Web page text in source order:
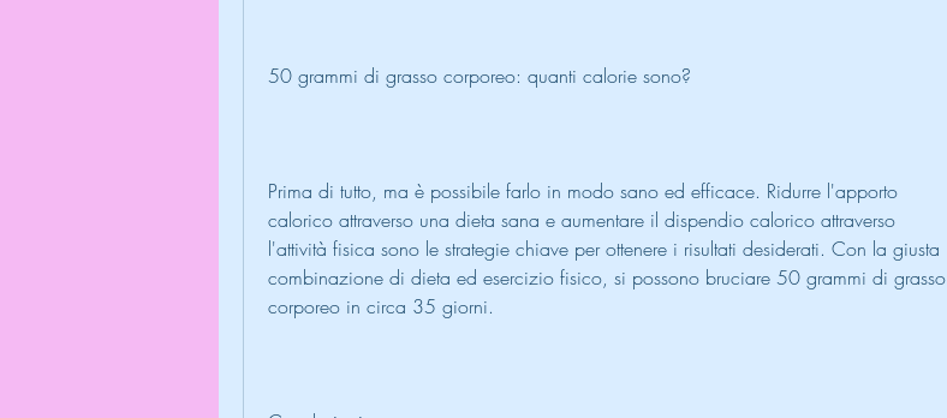
50 grammi di grasso corporeo: quanti calorie sono?
Prima di tutto, ma è possibile farlo in modo sano ed efficace. Ridurre l'apporto
calorico attraverso una dieta sana e aumentare il dispendio calorico attraverso
l'attività fisica sono le strategie chiave per ottenere i risultati desiderati. Con la giusta
combinazione di dieta ed esercizio fisico, si possono bruciare 50 grammi di grasso
corporeo in circa 35 giorni.